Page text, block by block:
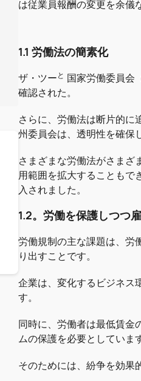
は従業員報酬の変更を余儀
1.1 労働法の簡素化
ザ・ツーと 国家労働委員会
確認された。
さらに、労働法は断片的に
州委員会は、透明性を確保
さまざまな労働法がさまざ
用範囲を拡大することもで
入されました。
1.2。労働を保護しつつ
労働規制の主な課題は、労
り出すことです。
企業は、変化するビジネス
す。
同時に、労働者は最低賃金
ムの保護を必要としています
そのためには、紛争を効果